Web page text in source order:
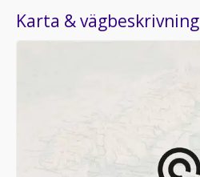
Karta & vägbeskrivning